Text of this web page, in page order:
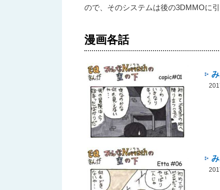
ので、そのシステムは後の3DMMOに
漫画各話